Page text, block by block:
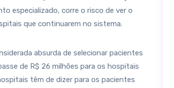
especializado, corre o risco de ver o
que continuarem no sistema.
absurda de selecionar pacientes
de R$ 26 milhões para os hospitais
têm de dizer para os pacientes